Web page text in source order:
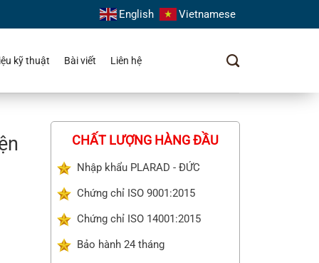
English Vietnamese
kỹ thuật Bài viết Liên hệ
CHẤT LƯỢNG HÀNG ĐẦU
Nhập khẩu PLARAD - ĐỨC
Chứng chỉ ISO 9001:2015
Chứng chỉ ISO 14001:2015
Bảo hành 24 tháng